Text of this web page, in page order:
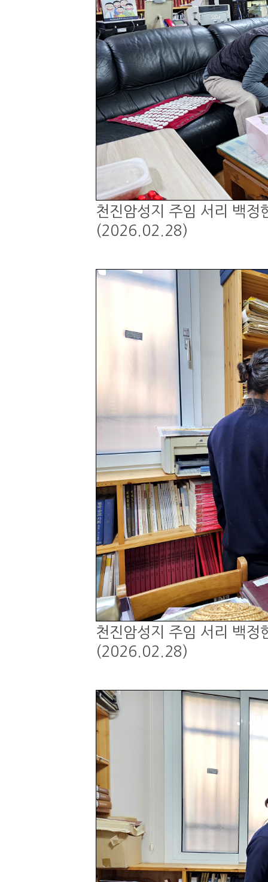
천진암성지 주임 서리 백정
(2026.02.28)
천진암성지 주임 서리 백정
(2026.02.28)